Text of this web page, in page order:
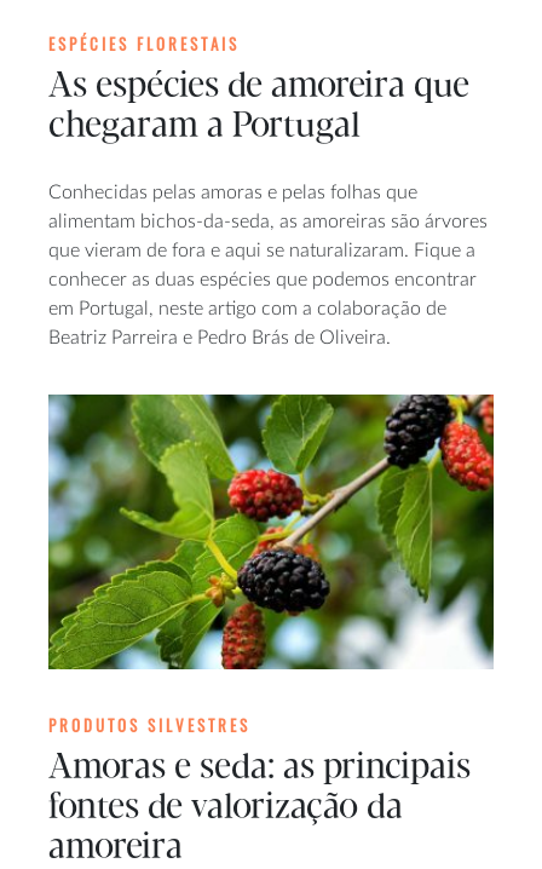
ESPÉCIES FLORESTAIS
As espécies de amoreira que
chegaram a Portugal
Conhecidas pelas amoras e pelas folhas que
alimentam bichos-da-seda, as amoreiras são árvores
que vieram de fora e aqui se naturalizaram. Fique a
conhecer as duas espécies que podemos encontrar
em Portugal, neste artigo com a colaboração de
Beatriz Parreira e Pedro Brás de Oliveira.
PRODUTOS SILVESTRES
Amoras e seda: as principais
fontes de valorização da
amoreira